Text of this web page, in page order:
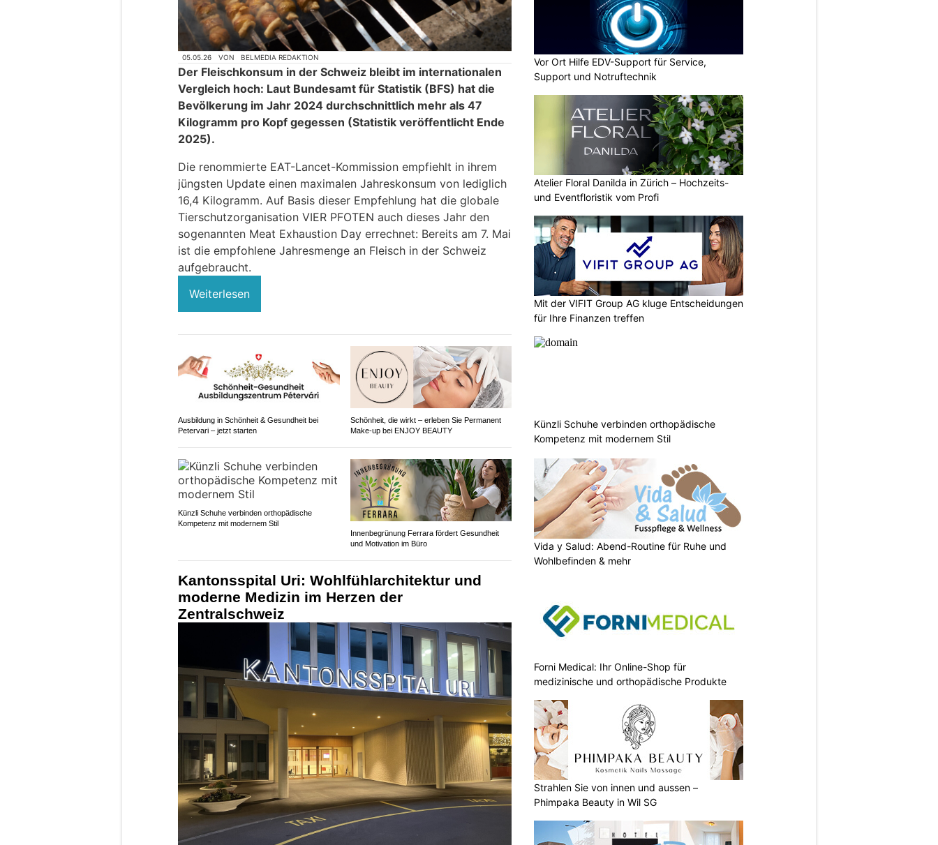
05.05.26 VON BELMEDIA REDAKTION
Der Fleischkonsum in der Schweiz bleibt im internationalen
Vergleich hoch: Laut Bundesamt für Statistik (BFS) hat die
Bevölkerung im Jahr 2024 durchschnittlich mehr als 47
Kilogramm pro Kopf gegessen (Statistik veröffentlicht Ende
2025).
Die renommierte EAT-Lancet-Kommission empfiehlt in ihrem
jüngsten Update einen maximalen Jahreskonsum von lediglich
16,4 Kilogramm. Auf Basis dieser Empfehlung hat die globale
Tierschutzorganisation VIER PFOTEN auch dieses Jahr den
sogenannten Meat Exhaustion Day errechnet: Bereits am 7. Mai
ist die empfohlene Jahresmenge an Fleisch in der Schweiz
aufgebraucht.
Weiterlesen
Ausbildung in Schönheit & Gesundheit bei
Petervari – jetzt starten
Schönheit, die wirkt – erleben Sie Permanent
Make-up bei ENJOY BEAUTY
Künzli Schuhe verbinden orthopädische
Kompetenz mit modernem Stil
Innenbegrünung Ferrara fördert Gesundheit
und Motivation im Büro
Kantonsspital Uri: Wohlfühlarchitektur und
moderne Medizin im Herzen der
Zentralschweiz
Vor Ort Hilfe EDV-Support für Service,
Support und Notruftechnik
Atelier Floral Danilda in Zürich – Hochzeits-
und Eventfloristik vom Profi
Mit der VIFIT Group AG kluge Entscheidungen
für Ihre Finanzen treffen
Künzli Schuhe verbinden orthopädische
Kompetenz mit modernem Stil
Vida y Salud: Abend-Routine für Ruhe und
Wohlbefinden & mehr
Forni Medical: Ihr Online-Shop für
medizinische und orthopädische Produkte
Strahlen Sie von innen und aussen –
Phimpaka Beauty in Wil SG